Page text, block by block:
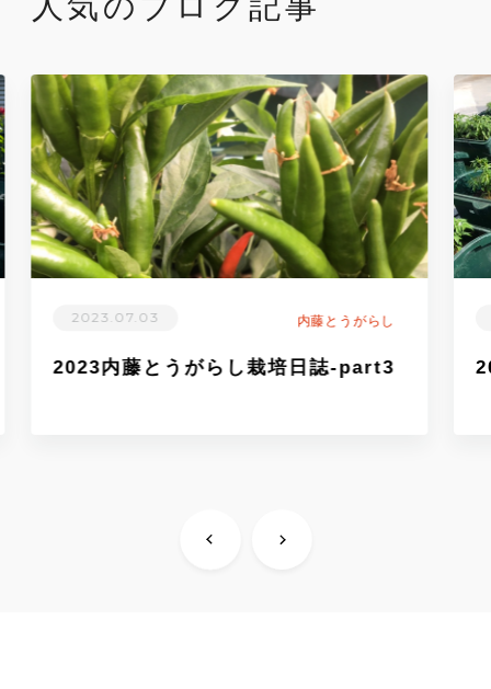
内藤とうがらし
2023内藤とうがらし栽培日誌-part2
2023.06.21